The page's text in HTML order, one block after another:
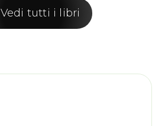
Vedi tutti i libri